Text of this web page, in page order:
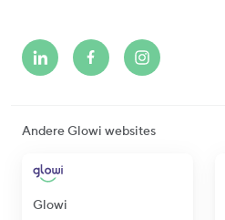
Andere Glowi websites
Glowi